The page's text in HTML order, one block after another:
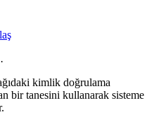
kimlik doğrulama
bir tanesini kullanarak sisteme